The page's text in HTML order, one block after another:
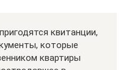
квитанции,
которые
квартиры